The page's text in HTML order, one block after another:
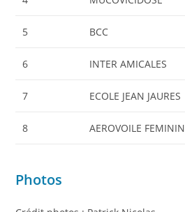
5 BCC
6 INTER AMICALES
7 ECOLE JEAN JAURES
8 AEROVOILE FEMININ
Photos